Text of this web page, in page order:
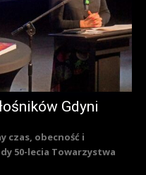
Gdyni
czas, obecność i
50-lecia Towarzystwa